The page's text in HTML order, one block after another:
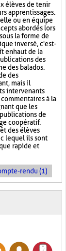
élèves de tenir
apprentissages.
ou en équipe
abordés lors
la forme de
inversé, c'est-
en haut de la
des
des balados.
des
mais il
intervenants
à la
que les
de
coopératif.
des élèves
lequel ils sont
rapide et
rendu (1)